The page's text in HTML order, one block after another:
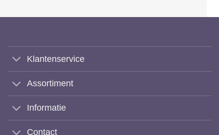
Klantenservice
Assortiment
Informatie
Contact